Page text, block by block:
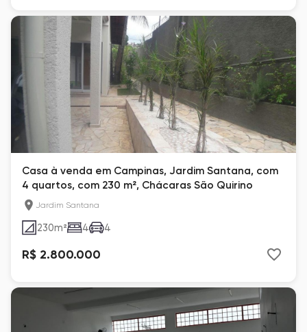
Casa à venda em Campinas, Jardim Santana, com
4 quartos, com 230 m², Chácaras São Quirino
Jardim Santana
230m² 4 4
R$ 2.800.000